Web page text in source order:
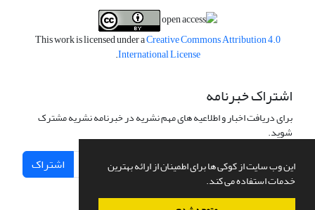
این وب سایت از کوکی ها برای اطمینان از ارائه بهترین
خدمات استفاده می کند.
This work is licensed under aCreative Commons Attribution 4.0
International License
.
اشتراک خبرنامه
برای دریافت اخبار و اطلاعیه های مهم نشریه در خبرنامه نشریه مشترک
شوید.
اشتراک